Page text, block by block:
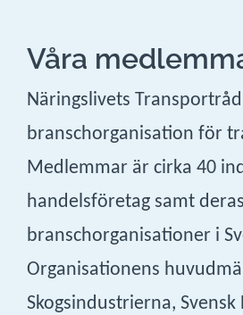
Våra
Näringslivets
branschorganisation för
Medlemmar är cirka 40
handelsföretag samt deras
branschorganisationer i
Organisationens
Skogsindustrierna, Svensk